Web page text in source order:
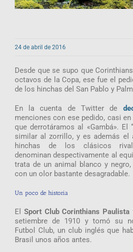
24 de abril de 2016
Desde que se supo que
octavos de la Copa, ese fue el
de los hinchas del San Pablo y
En la cuenta de Twitter de
menciones con ese pedido, casi
que derrotáramos al «Gambá». El
similar al zorrillo, y es además el
hinchas de los clásicos
denominan despectivamente al
trata de un animal blanco y
con un olor bastante desagradable.
Un poco de historia
El Sport Club Corinthians Paulista
setiembre de 1910 y tomó su
Futbol Club, un club inglés que
Brasil unos años antes.